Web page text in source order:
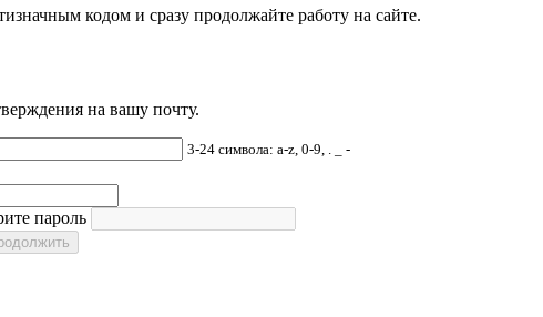
кодом и сразу продолжайте работу на сайте.
на вашу почту.
3-24 символа: a-z, 0-9, . _ -
пароль